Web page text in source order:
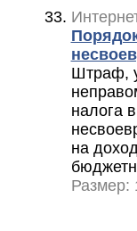
Штраф,
налога
на
Размер: